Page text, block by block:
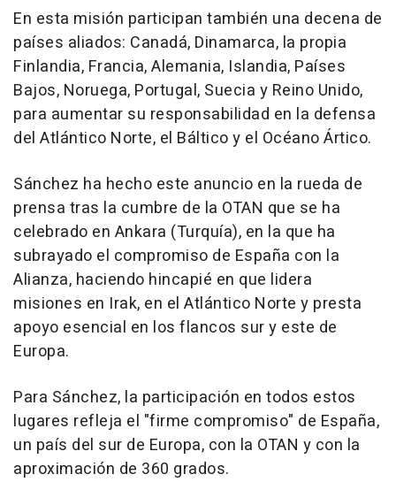
En esta misión participan también una decena de
países aliados: Canadá, Dinamarca, la propia
Finlandia, Francia, Alemania, Islandia, Países
Bajos, Noruega, Portugal, Suecia y Reino Unido,
para aumentar su responsabilidad en la defensa
del Atlántico Norte, el Báltico y el Océano Ártico.
Sánchez ha hecho este anuncio en la rueda de
prensa tras la cumbre de la OTAN que se ha
celebrado en Ankara (Turquía), en la que ha
subrayado el compromiso de España con la
Alianza, haciendo hincapié en que lidera
misiones en Irak, en el Atlántico Norte y presta
apoyo esencial en los flancos sur y este de
Europa.
Para Sánchez, la participación en todos estos
lugares refleja el "firme compromiso" de España,
un país del sur de Europa, con la OTAN y con la
aproximación de 360 grados.